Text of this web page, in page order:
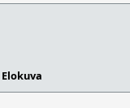
Elokuva